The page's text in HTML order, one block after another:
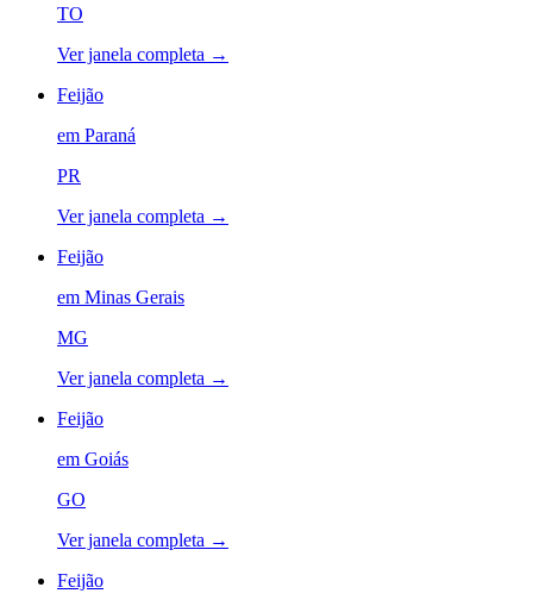
TO
Ver janela completa →
Feijão
em Paraná
PR
Ver janela completa →
Feijão
em Minas Gerais
MG
Ver janela completa →
Feijão
em Goiás
GO
Ver janela completa →
Feijão